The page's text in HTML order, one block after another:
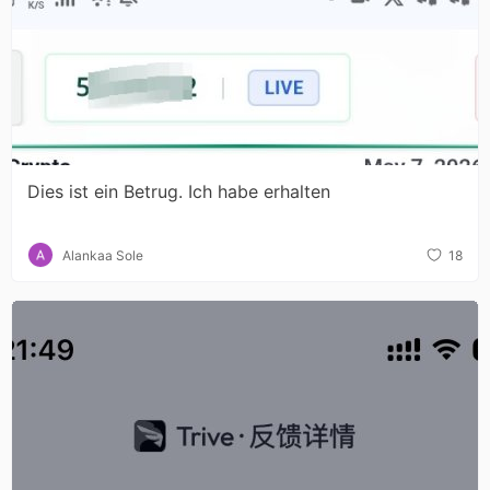
Dies ist ein Betrug. Ich habe erhalten
Alankaa Sole 18